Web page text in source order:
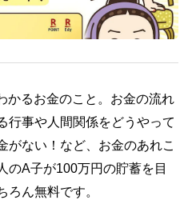
かるお金のこと。お金の流れ
行事や人間関係をどうやって
がない！など、お金のあれこ
のA子が100万円の貯蓄を目
ろん無料です。